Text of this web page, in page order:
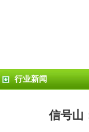
行业新闻
信号山